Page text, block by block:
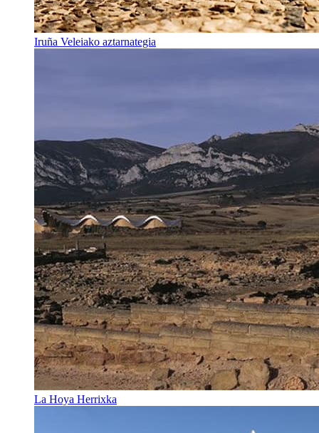
Iruña Veleiako aztarnategia
La Hoya Herrixka